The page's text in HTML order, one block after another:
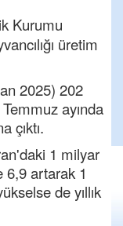
Kurumu
üretim
2025) 202
ayında
çıktı.
1 milyar
6,9 artarak 1
de yıllık